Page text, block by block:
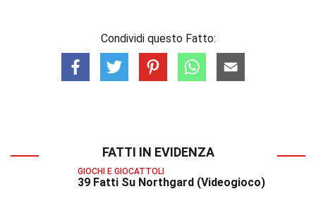
Condividi questo Fatto:
FATTI IN EVIDENZA
GIOCHI E GIOCATTOLI
39 Fatti Su Northgard (Videogioco)